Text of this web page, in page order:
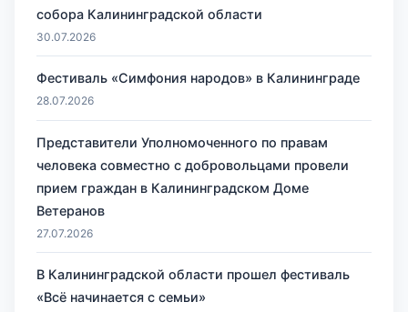
собора Калининградской области
30.07.2026
Фестиваль «Симфония народов» в Калининграде
28.07.2026
Представители Уполномоченного по правам
человека совместно с добровольцами провели
прием граждан в Калининградском Доме
Ветеранов
27.07.2026
В Калининградской области прошел фестиваль
«Всё начинается с семьи»